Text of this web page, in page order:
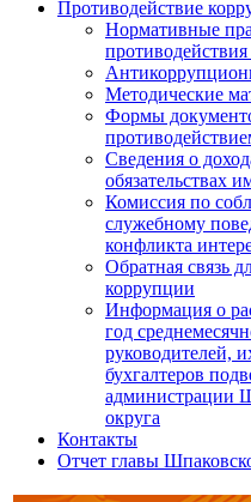
Противодействие
Нормативные
Методические
Формы
Сведения о
обязательствах
Комиссия по
служебному
конфликта
Обратная связь
коррупции
Информация о
год
руководителей,
бухгалтеров
администрации
округа
Контакты
Отчет главы